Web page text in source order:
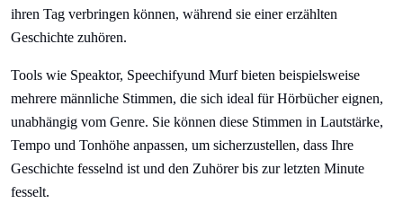
ihren Tag verbringen können, während sie einer erzählten
Geschichte zuhören.
Tools wie Speaktor, Speechifyund Murf bieten beispielsweise
mehrere männliche Stimmen, die sich ideal für Hörbücher eignen,
unabhängig vom Genre. Sie können diese Stimmen in Lautstärke,
Tempo und Tonhöhe anpassen, um sicherzustellen, dass Ihre
Geschichte fesselnd ist und den Zuhörer bis zur letzten Minute
fesselt.